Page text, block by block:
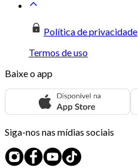
Política de privacidade
Termos de uso
Baixe o app
Siga-nos nas mídias sociais